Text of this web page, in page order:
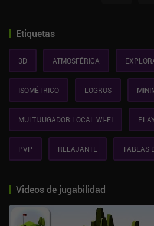
Etiquetas
3D ATMOSFÉRICA
ISOMÉTRICO LOGROS
MULTIJUGADOR LOCAL WI-FI
PVP RELAJANTE TABLAS
Videos de jugabilidad